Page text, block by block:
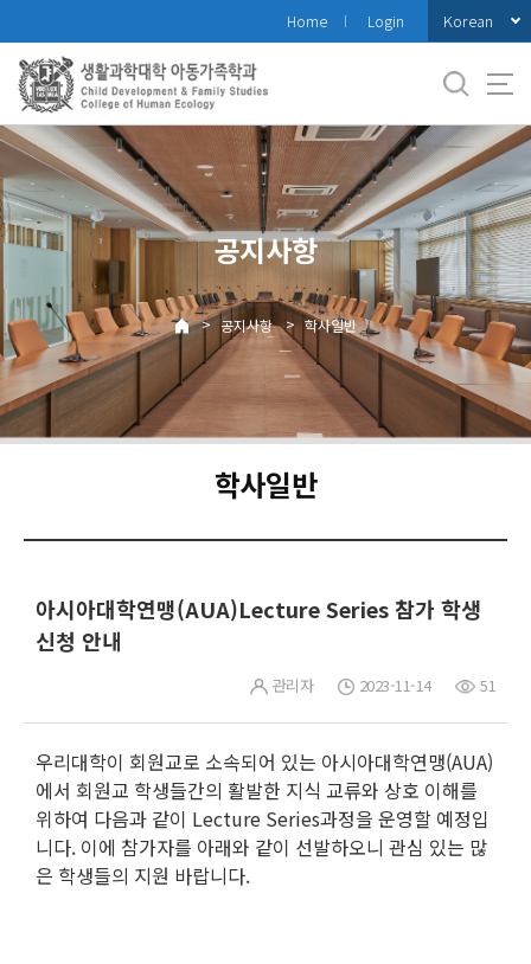
로
메
뉴
Home Login Korean
공지사항
> 공지사항 > 학사일반
학사일반
아시아대학연맹(AUA)Lecture Series 참가 학생
신청 안내
관리자 2023-11-14 51
우리대학이 회원교로 소속되어 있는 아시아대학연맹(AUA)
에서 회원교 학생들간의 활발한 지식 교류와 상호 이해를
위하여 다음과 같이 Lecture Series과정을 운영할 예정입
니다. 이에 참가자를 아래와 같이 선발하오니 관심 있는 많
은 학생들의 지원 바랍니다.